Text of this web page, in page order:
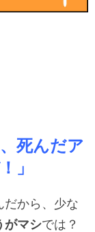
死んだア
」
だから、少な
がマシでは？